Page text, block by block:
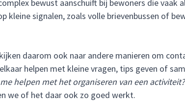
bewust aanschuift bij bewoners die vaak
signalen, zoals volle brievenbussen of
daarom ook naar andere manieren om
helpen met kleine vragen, tips geven of
helpen met het organiseren van een activiteit?
we of het daar ook zo goed werkt.